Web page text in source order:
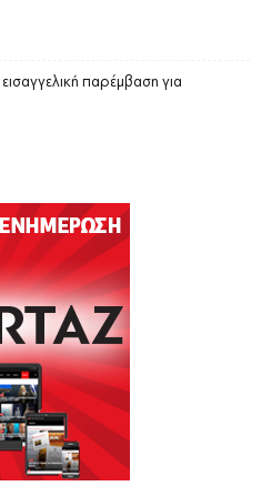
παρέμβαση για